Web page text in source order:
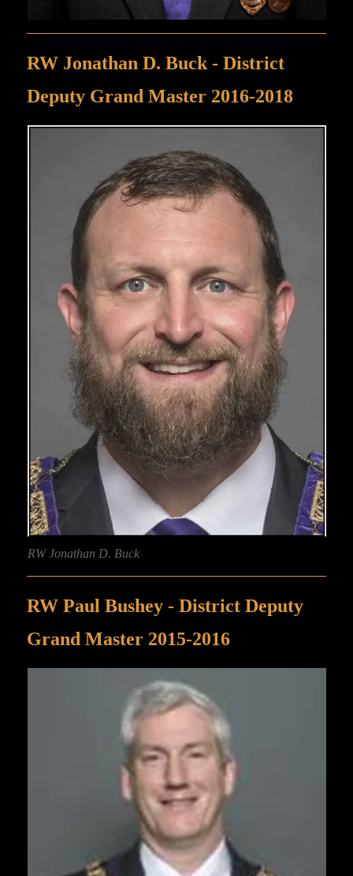
RW Jonathan D. Buck - District
Deputy Grand Master 2016-2018
RW Jonathan D. Buck
RW Paul Bushey - District Deputy
Grand Master 2015-2016